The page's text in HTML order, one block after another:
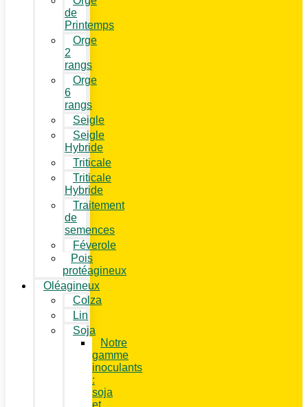
de
Printemps
Orge
2
rangs
Orge
6
rangs
Seigle
Seigle
Hybride
Triticale
Triticale
Hybride
Traitement
de
semences
Féverole
Pois
protéagineux
Oléagineux
Colza
Lin
Soja
Notre
gamme
inoculants
:
soja
et